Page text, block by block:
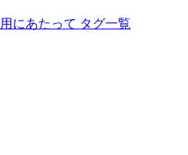
にあたって タグ一覧